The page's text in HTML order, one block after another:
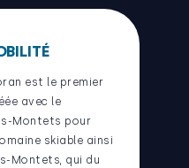
est le premier
avec le
Montets pour
skiable ainsi
Montets, qui du